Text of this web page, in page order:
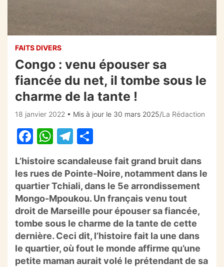
FAITS DIVERS
Congo : venu épouser sa
fiancée du net, il tombe sous le
charme de la tante !
18 janvier 2022 • Mis à jour le 30 mars 2025 La Rédaction
F
c
e
b
o
o
k
W
at
s
A
p
p
T
e
gr
a
m
ta
g
er
L’histoire scandaleuse fait grand bruit dans
les rues de Pointe-Noire, notamment dans le
quartierTchiali, dans le 5e arrondissement
Mongo-Mpoukou. Un français venu tout
droit de Marseille pour épouser sa fiancée,
tombe sous le charme de la tante de cette
dernière. Ceci dit, l’histoire fait la une dans
le quartier, où fout le monde affirme qu’une
petite maman aurait volé le prétendant de sa